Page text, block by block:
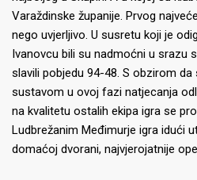
Varaždinske županije. Prvog
nego uvjerljivo. U susretu koji je
Ivanovcu bili su nadmoćni u srazu
slavili pobjedu 94-48. S obzirom
sustavom u ovoj fazi natjecanja
na kvalitetu ostalih ekipa igra se
Ludbrežanim Međimurje igra idući
domaćoj dvorani, najvjerojatnije